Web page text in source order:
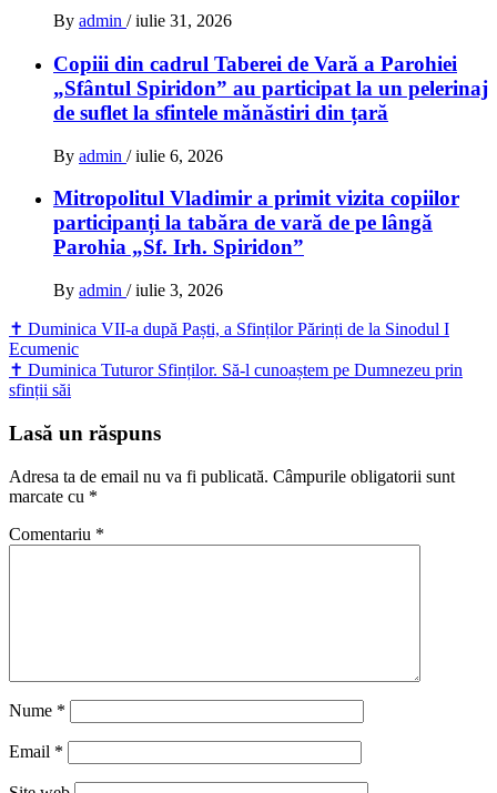
By admin / iulie 31, 2026
Copiii din cadrul Taberei de Vară a Parohiei
„Sfântul Spiridon” au participat la un pelerinaj
de suflet la sfintele mănăstiri din țară
By admin / iulie 6, 2026
Mitropolitul Vladimir a primit vizita copiilor
participanți la tabăra de vară de pe lângă
Parohia „Sf. Irh. Spiridon”
By admin / iulie 3, 2026
Navigare
în
articole
✝ Duminica VII-a după Paști, a Sfinților Părinți de la Sinodul I
Ecumenic
✝ Duminica Tuturor Sfinților. Să-l cunoaștem pe Dumnezeu prin
sfinții săi
Lasă un răspuns
Adresa ta de email nu va fi publicată. Câmpurile obligatorii sunt
marcate cu *
Comentariu *
Nume *
Email *